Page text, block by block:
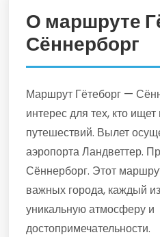
О маршруте
Сённерборг
Маршрут Гётеборг —
интерес для тех, кто
путешествий. Вылет
аэропорта Ландветтер.
Сённерборг. Этот
важных города, каждый
уникальную атмосферу и
достопримечательности.